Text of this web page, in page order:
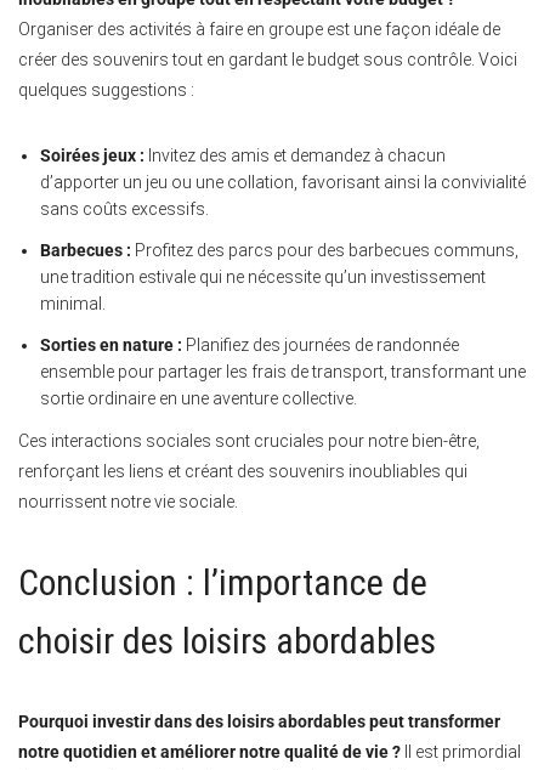
Organiser des activités à faire en groupe est une façon idéale de
créer des souvenirs tout en gardant le budget sous contrôle. Voici
quelques suggestions :
Soirées jeux : Invitez des amis et demandez à chacun
d’apporter un jeu ou une collation, favorisant ainsi la convivialité
sans coûts excessifs.
Barbecues : Profitez des parcs pour des barbecues communs,
une tradition estivale qui ne nécessite qu’un investissement
minimal.
Sorties en nature : Planifiez des journées de randonnée
ensemble pour partager les frais de transport, transformant une
sortie ordinaire en une aventure collective.
Ces interactions sociales sont cruciales pour notre bien-être,
renforçant les liens et créant des souvenirs inoubliables qui
nourrissent notre vie sociale.
Conclusion : l’importance de
choisir des loisirs abordables
Pourquoi investir dans des loisirs abordables peut transformer
notre quotidien et améliorer notre qualité de vie ? Il est primordial